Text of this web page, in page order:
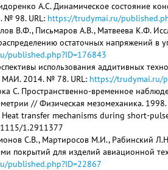
А.С. Динамическое состояние
№ 98. URL: https://trudymai.ru/
В.Ф., Письмаров А.В., Матвеева К.Ф.
остаточных напряжений
published.php?ID=176843
использования аддитивных
2014. № 78. URL: https://trudymai.ru/
С. Пространственно-временное
// Физическая мезомеханика.
Heat transfer mechanisms during short-
1.2911377
С.В., Мартиросов М.И., Рабинский
покрытий для изделий авиационной
published.php?ID=22867